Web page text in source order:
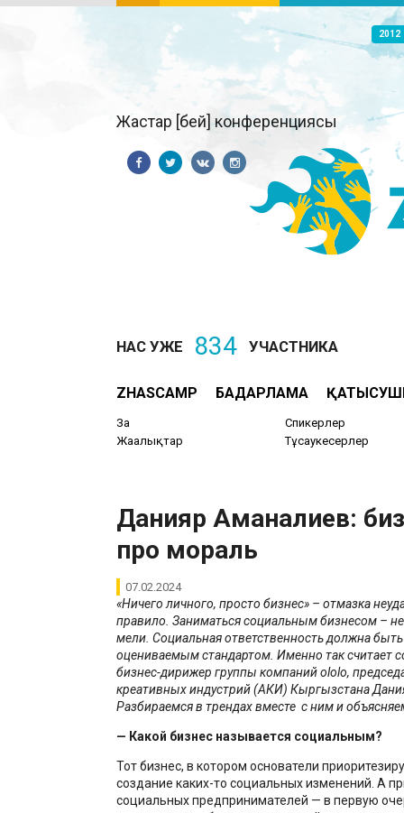
2012
Жастар [бей] конференциясы
НАС УЖЕ 834 УЧАСТНИКА
ZHASCAMP БАҒДАРЛАМА
Заң
Жаңалықтар
Спикерлер
Тұсаукесерлер
Данияр Аманалиев:
про мораль
07.02.2024
«‎Ничего личного, просто бизнес» – отмазка
правило. Заниматься социальным бизнесом – не
мели. Социальная ответственность должна
оцениваемым стандартом. Именно так считает
бизнес-дирижер группы компаний ololo,
креативных индустрий (АКИ) Кыргызстана
Разбираемся в трендах вместе с ним и
— Какой бизнес называется социальным?
Тот бизнес, в котором основатели
создание каких-то социальных изменений. А
социальных предпринимателей — в первую